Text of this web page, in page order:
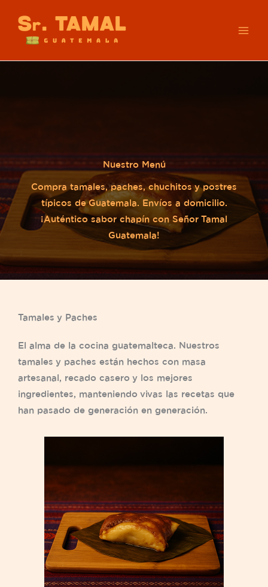
contenido
Nuestro Menú
Compra tamales, paches, chuchitos y postres
típicos de Guatemala. Envíos a domicilio.
¡Auténtico sabor chapín con Señor Tamal
Guatemala!
Tamales y Paches
El alma de la cocina guatemalteca. Nuestros
tamales y paches están hechos con masa
artesanal, recado casero y los mejores
ingredientes, manteniendo vivas las recetas que
han pasado de generación en generación.